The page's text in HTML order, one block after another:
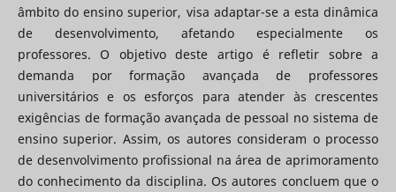
âmbito do ensino superior, visa adaptar-se a esta dinâmica
de desenvolvimento, afetando especialmente os
professores. O objetivo deste artigo é refletir sobre a
demanda por formação avançada de professores
universitários e os esforços para atender às crescentes
exigências de formação avançada de pessoal no sistema de
ensino superior. Assim, os autores consideram o processo
de desenvolvimento profissional na área de aprimoramento
do conhecimento da disciplina. Os autores concluem que o